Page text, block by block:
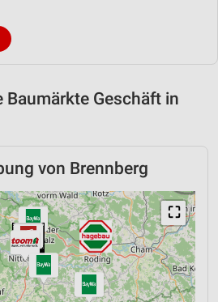
Baumärkte Geschäft in
von Brennberg
⛶